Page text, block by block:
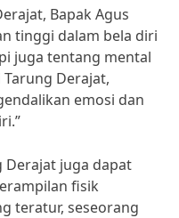
Bapak Agus
tinggi dalam bela diri
juga tentang mental
Derajat,
emosi dan
Derajat juga dapat
fisik
teratur, seseorang